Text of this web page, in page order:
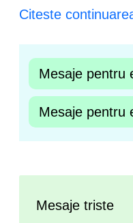
Citeste
Mesaje pentru
Mesaje pentru
Mesaje triste